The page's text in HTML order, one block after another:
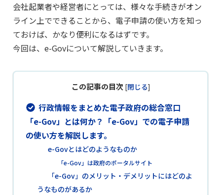
会社起業者や経営者にとっては、様々な手続きがオン
ライン上でできることから、電子申請の使い方を知っ
ておけば、かなり便利になるはずです。
今回は、e-Govについて解説していきます。
この記事の目次 [閉じる]
行政情報をまとめた電子政府の総合窓口
「e-Gov」とは何か？「e-Gov」での電子申請
の使い方を解説します。
e-Govとはどのようなものか
「e-Gov」は政府のポータルサイト
「e-Gov」のメリット・デメリットにはどのよ
うなものがあるか